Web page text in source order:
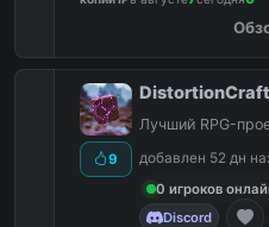
9
DistortionCraft
Лучший RPG-
добавлен 52 дн
0 игроков
Discord